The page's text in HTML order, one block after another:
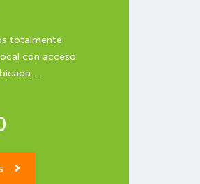
totalmente
con acceso